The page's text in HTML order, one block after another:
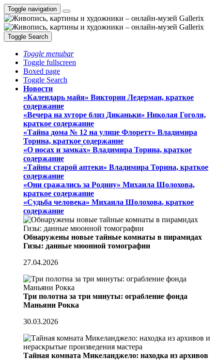
Toggle navigation
Toggle Search
Toggle menubar
Toggle fullscreen
Boxed page
Toggle Search
Новости
«Календарь майя» Виктории Ледерман, краткое
содержание
«Вечера на хуторе близ Диканьки» Николая Гоголя,
краткое содержание
«Тайна дома № 12 на улице Флоретт» Владимира
Торина, краткое содержание
«О носах и замка́х» Владимира Торина, краткое
содержание
«Тайны старой аптеки» Владимира Торина, краткое
содержание
«Они сражались за Родину» Михаила Шолохова,
краткое содержание
«Судьба человека» Михаила Шолохова, краткое
содержание
Обнаружены новые тайные комнаты в пирамидах
Гизы: данные мюонной томографии
27.04.2026
Три полотна за три минуты: ограбление фонда
Маньяни Рокка
30.03.2026
Тайная комната Микеланджело: находка из архивов